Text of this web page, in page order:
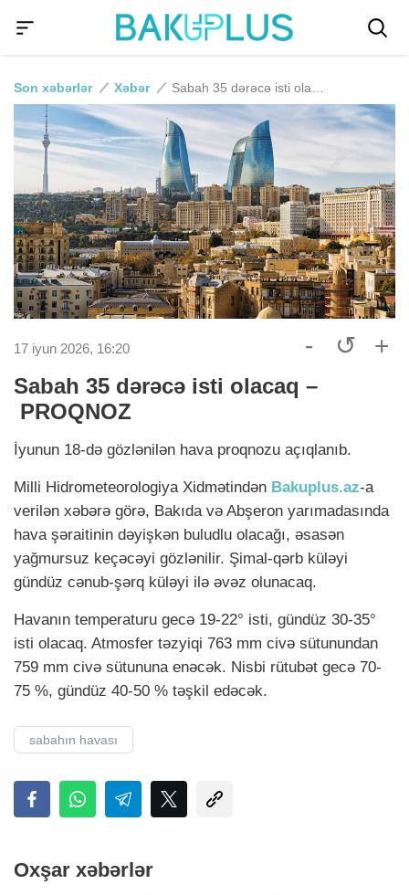
Son xəbərlər Xəbər
17 iyun 2026, 16:20 - ↺ +
Sabah 35 dərəcə isti olacaq –
PROQNOZ
İyunun 18-də gözlənilən hava proqnozu açıqlanıb.
Milli Hidrometeorologiya Xidmətindən Bakuplus.az-a
verilən xəbərə görə, Bakıda və Abşeron yarımadasında
hava şəraitinin dəyişkən buludlu olacağı, əsasən
yağmursuz keçəcəyi gözlənilir. Şimal-qərb küləyi
gündüz cənub-şərq küləyi ilə əvəz olunacaq.
Havanın temperaturu gecə 19-22° isti, gündüz 30-35°
isti olacaq. Atmosfer təzyiqi 763 mm civə sütunundan
759 mm civə sütununa enəcək. Nisbi rütubət gecə 70-
75 %, gündüz 40-50 % təşkil edəcək.
sabahın havası
Oxşar xəbərlər